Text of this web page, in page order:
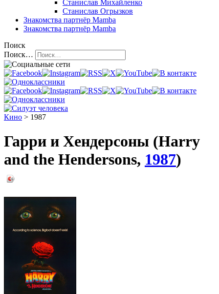
Станислав Михайленко
Станислав Огрызков
Знакомства партнёр Mamba
Знакомства партнёр Mamba
Поиск
Поиск…
Кино > 1987
Гарри и Хендерсоны (Harry
and the Hendersons, 1987)